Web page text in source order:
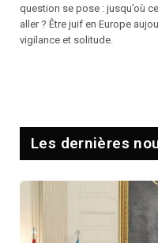
question se pose : jusqu’où
aller ? Être juif en Europe
vigilance et solitude.
Les dernières